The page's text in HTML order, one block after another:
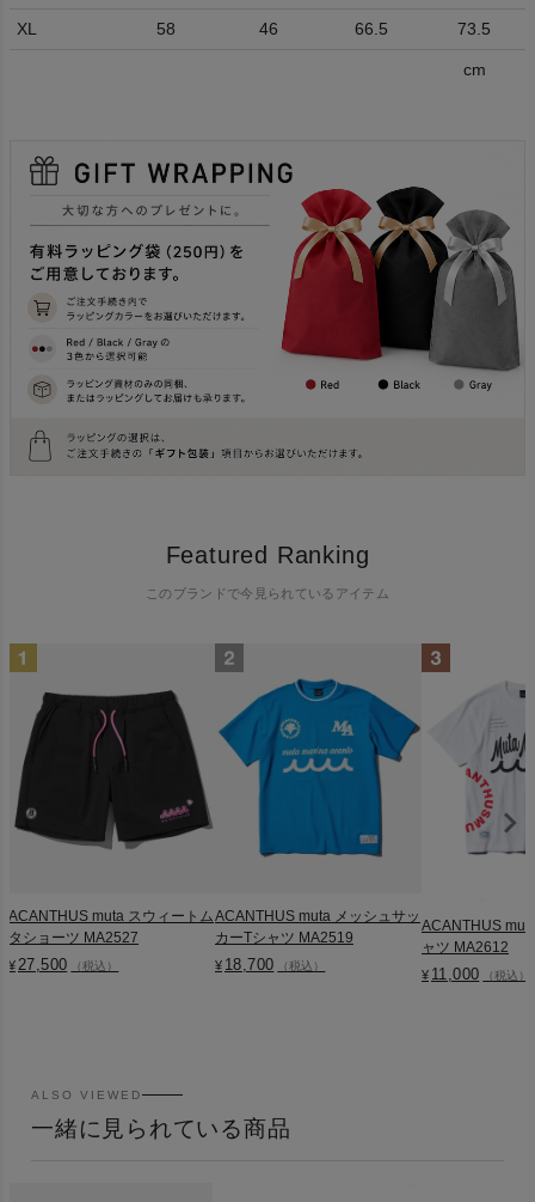
XL 58 46 66.5 73.5
cm
Featured Ranking
このブランドで今見られているアイテム
ACANTHUS muta スウィートム
タショーツ MA2527
¥ 27,500 （税込）
ACANTHUS muta メッシュサッ
カーTシャツ MA2519
¥ 18,700 （税込）
ACANTHUS
ャツ MA2612
¥ 11,000 （税込）
ALSO VIEWED
一緒に見られている商品